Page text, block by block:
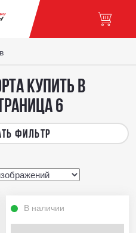
купить в
6
ФИЛЬТР
В наличии